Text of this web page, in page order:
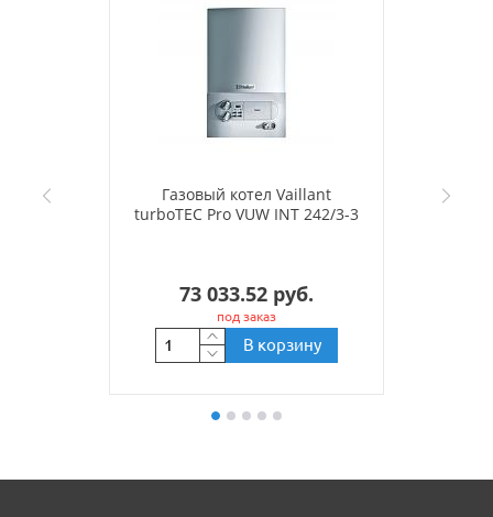
Газовый котел Vaillant
turboTEC Pro VUW INT 242/3-3
73 033.52 руб.
под заказ
В корзину